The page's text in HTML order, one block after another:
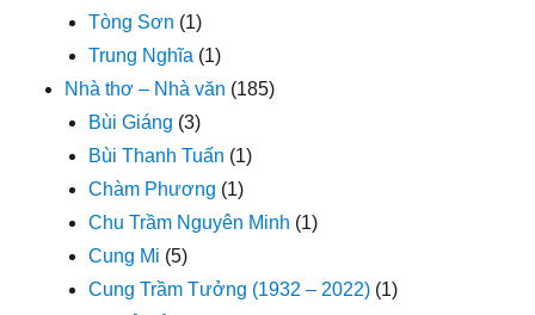
Tòng Sơn (1)
Trung Nghĩa (1)
Nhà thơ – Nhà văn (185)
Bùi Giáng (3)
Bùi Thanh Tuấn (1)
Chàm Phương (1)
Chu Trầm Nguyên Minh (1)
Cung Mi (5)
Cung Trầm Tưởng (1932 – 2022) (1)